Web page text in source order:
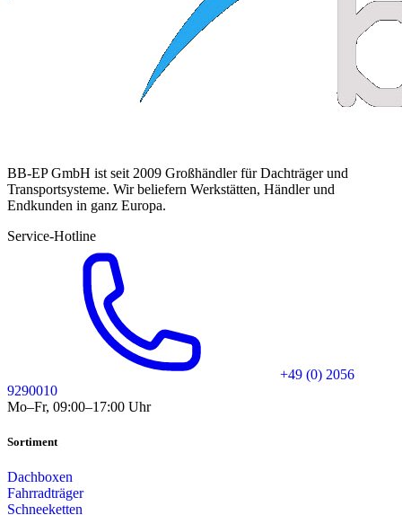
BB-EP GmbH ist seit 2009 Großhändler für Dachträger und
Transportsysteme. Wir beliefern Werkstätten, Händler und
Endkunden in ganz Europa.
Service-Hotline
+49 (0) 2056
9290010
Mo–Fr, 09:00–17:00 Uhr
Sortiment
Dachboxen
Fahrradträger
Schneeketten